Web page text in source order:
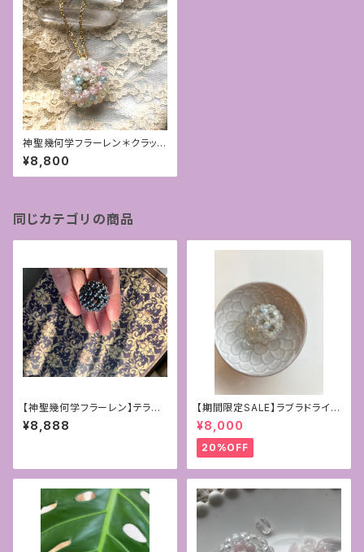
神聖幾何学フラーレン＊クラック
クォーツミックス4mmペンダン
ト
¥8,800
同じカテゴリの商品
【神聖幾何学フラーレン】テラヘ
ルツ4mmパワーストーン
¥8,888
【期間限定SALE】ラブラドライト
＊バッグチャームやペンダントに
＊神聖幾何学フラーレン4mm
¥8,000
20%OFF